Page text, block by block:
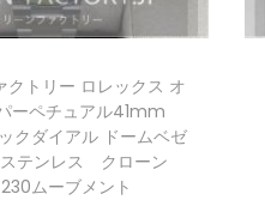
クトリー ロレックス オ
ーペチュアル41mm
クダイアル ドームベゼ
テンレス クローン
ムーブメント